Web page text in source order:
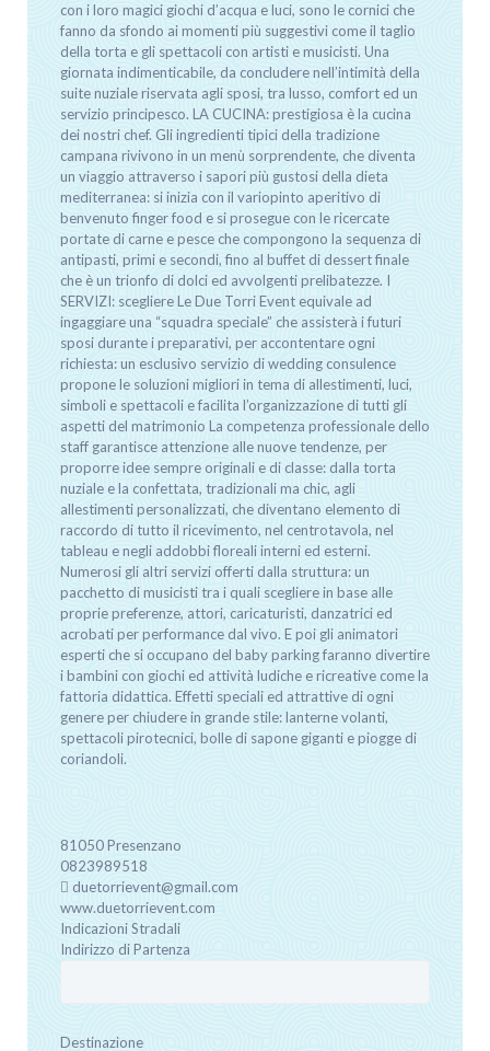
con i loro magici giochi d’acqua e luci, sono le cornici che
fanno da sfondo ai momenti più suggestivi come il taglio
della torta e gli spettacoli con artisti e musicisti. Una
giornata indimenticabile, da concludere nell’intimità della
suite nuziale riservata agli sposi, tra lusso, comfort ed un
servizio principesco. LA CUCINA: prestigiosa è la cucina
dei nostri chef. Gli ingredienti tipici della tradizione
campana rivivono in un menù sorprendente, che diventa
un viaggio attraverso i sapori più gustosi della dieta
mediterranea: si inizia con il variopinto aperitivo di
benvenuto finger food e si prosegue con le ricercate
portate di carne e pesce che compongono la sequenza di
antipasti, primi e secondi, fino al buffet di dessert finale
che è un trionfo di dolci ed avvolgenti prelibatezze. I
SERVIZI: scegliere Le Due Torri Event equivale ad
ingaggiare una “squadra speciale” che assisterà i futuri
sposi durante i preparativi, per accontentare ogni
richiesta: un esclusivo servizio di wedding consulence
propone le soluzioni migliori in tema di allestimenti, luci,
simboli e spettacoli e facilita l’organizzazione di tutti gli
aspetti del matrimonio La competenza professionale dello
staff garantisce attenzione alle nuove tendenze, per
proporre idee sempre originali e di classe: dalla torta
nuziale e la confettata, tradizionali ma chic, agli
allestimenti personalizzati, che diventano elemento di
raccordo di tutto il ricevimento, nel centrotavola, nel
tableau e negli addobbi floreali interni ed esterni.
Numerosi gli altri servizi offerti dalla struttura: un
pacchetto di musicisti tra i quali scegliere in base alle
proprie preferenze, attori, caricaturisti, danzatrici ed
acrobati per performance dal vivo. E poi gli animatori
esperti che si occupano del baby parking faranno divertire
i bambini con giochi ed attività ludiche e ricreative come la
fattoria didattica. Effetti speciali ed attrattive di ogni
genere per chiudere in grande stile: lanterne volanti,
spettacoli pirotecnici, bolle di sapone giganti e piogge di
coriandoli.
81050Presenzano
0823989518
duetorrievent@gmail.com
www.duetorrievent.com
Indicazioni Stradali
Indirizzo di Partenza
Destinazione